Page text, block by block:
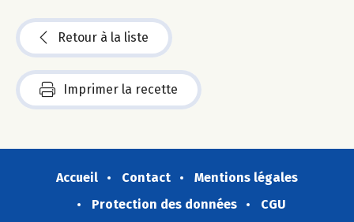
Retour à la liste
Imprimer la recette
Accueil Contact
Mentions légales
Protection des données
CGU